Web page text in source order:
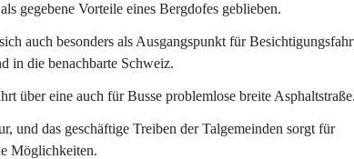
gegebene Vorteile eines Bergdofes geblieben.
auch besonders als Ausgangspunkt für
in die benachbarte Schweiz.
über eine auch für Busse problemlose breite
und das geschäftige Treiben der Talgemeinden sorgt für
Möglichkeiten.